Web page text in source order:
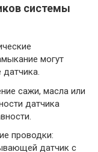
системы
могут
сажи, масла или
датчика
проводки:
датчик с